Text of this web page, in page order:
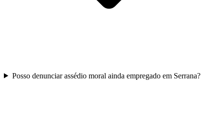
Posso denunciar assédio moral ainda empregado em Serrana?